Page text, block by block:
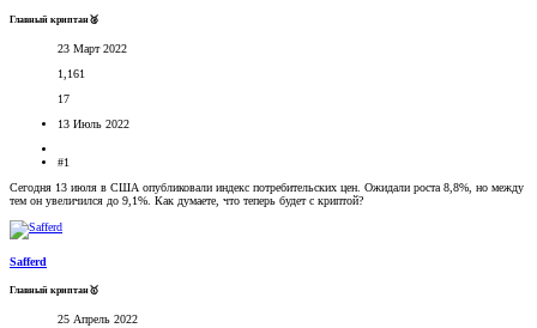
Главный криптан🥈
23 Март 2022
1,161
17
13 Июль 2022
#1
Сегодня 13 июля в США опубликовали индекс потребительских цен. Ожидали роста 8,8%, но между
тем он увеличился до 9,1%. Как думаете, что теперь будет с криптой?
Safferd
Главный криптан🥇
25 Апрель 2022